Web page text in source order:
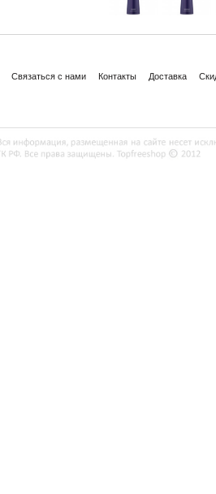
Связаться с нами Контакты Доставка